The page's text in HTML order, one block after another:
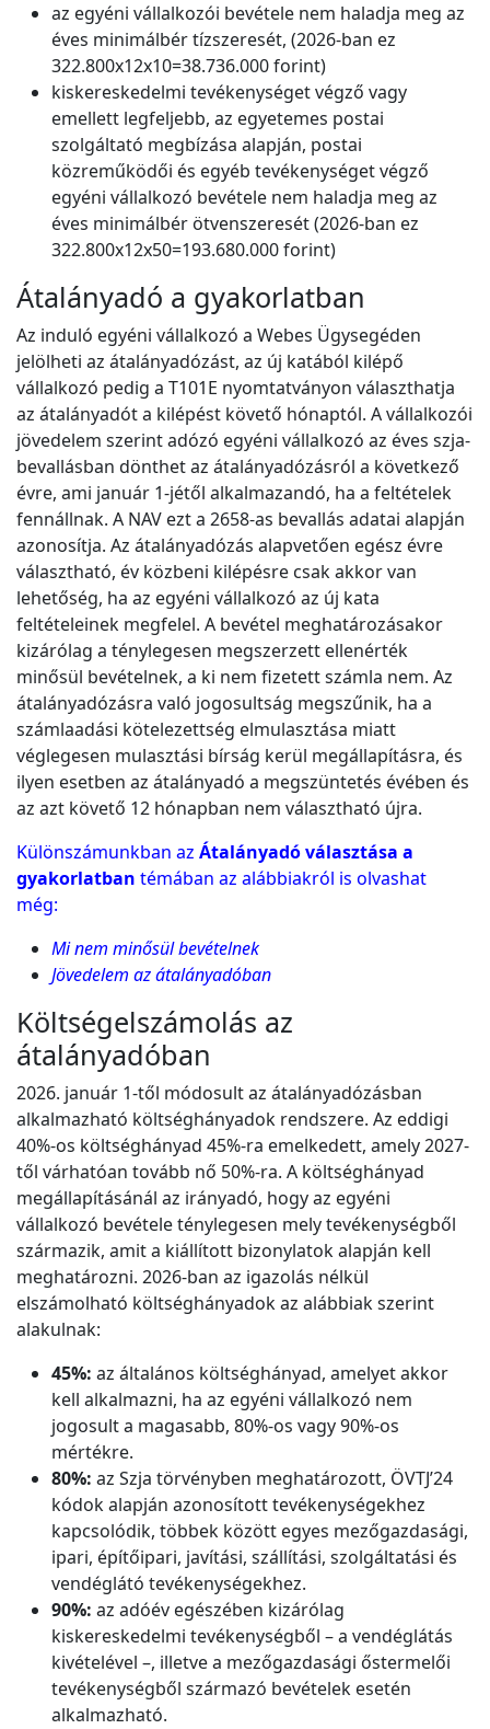
az egyéni vállalkozói bevétele nem haladja meg az
éves minimálbér tízszeresét, (2026-ban ez
322.800x12x10=38.736.000 forint)
kiskereskedelmi tevékenységet végző vagy
emellett legfeljebb, az egyetemes postai
szolgáltató megbízása alapján, postai
közreműködői és egyéb tevékenységet végző
egyéni vállalkozó bevétele nem haladja meg az
éves minimálbér ötvenszeresét (2026-ban ez
322.800x12x50=193.680.000 forint)
Átalányadó a gyakorlatban
Az induló egyéni vállalkozó a Webes Ügysegéden
jelölheti az átalányadózást, az új katából kilépő
vállalkozó pedig a T101E nyomtatványon választhatja
az átalányadót a kilépést követő hónaptól. A vállalkozói
jövedelem szerint adózó egyéni vállalkozó az éves szja-
bevallásban dönthet az átalányadózásról a következő
évre, ami január 1-jétől alkalmazandó, ha a feltételek
fennállnak. A NAV ezt a 2658-as bevallás adatai alapján
azonosítja. Az átalányadózás alapvetően egész évre
választható, év közbeni kilépésre csak akkor van
lehetőség, ha az egyéni vállalkozó az új kata
feltételeinek megfelel. A bevétel meghatározásakor
kizárólag a ténylegesen megszerzett ellenérték
minősül bevételnek, a ki nem fizetett számla nem. Az
átalányadózásra való jogosultság megszűnik, ha a
számlaadási kötelezettség elmulasztása miatt
véglegesen mulasztási bírság kerül megállapításra, és
ilyen esetben az átalányadó a megszüntetés évében és
az azt követő 12 hónapban nem választható újra.
Különszámunkban az Átalányadó választása a
gyakorlatban témában az alábbiakról is olvashat
még:
Mi nem minősül bevételnek
Jövedelem az átalányadóban
Költségelszámolás az
átalányadóban
2026. január 1-től módosult az átalányadózásban
alkalmazható költséghányadok rendszere. Az eddigi
40%-os költséghányad 45%-ra emelkedett, amely 2027-
től várhatóan tovább nő 50%-ra. A költséghányad
megállapításánál az irányadó, hogy az egyéni
vállalkozó bevétele ténylegesen mely tevékenységből
származik, amit a kiállított bizonylatok alapján kell
meghatározni. 2026-ban az igazolás nélkül
elszámolható költséghányadok az alábbiak szerint
alakulnak:
45%: az általános költséghányad, amelyet akkor
kell alkalmazni, ha az egyéni vállalkozó nem
jogosult a magasabb, 80%-os vagy 90%-os
mértékre.
80%: az Szja törvényben meghatározott, ÖVTJ’24
kódok alapján azonosított tevékenységekhez
kapcsolódik, többek között egyes mezőgazdasági,
ipari, építőipari, javítási, szállítási, szolgáltatási és
vendéglátó tevékenységekhez.
90%: az adóév egészében kizárólag
kiskereskedelmi tevékenységből – a vendéglátás
kivételével –, illetve a mezőgazdasági őstermelői
tevékenységből származó bevételek esetén
alkalmazható.